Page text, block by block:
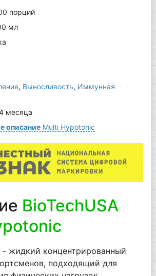
порций
мл
, Выносливость, Иммунная
месяца
описаниеMulti Hypotonic
BioTechUSA
жидкий концентрированный
подходящий для